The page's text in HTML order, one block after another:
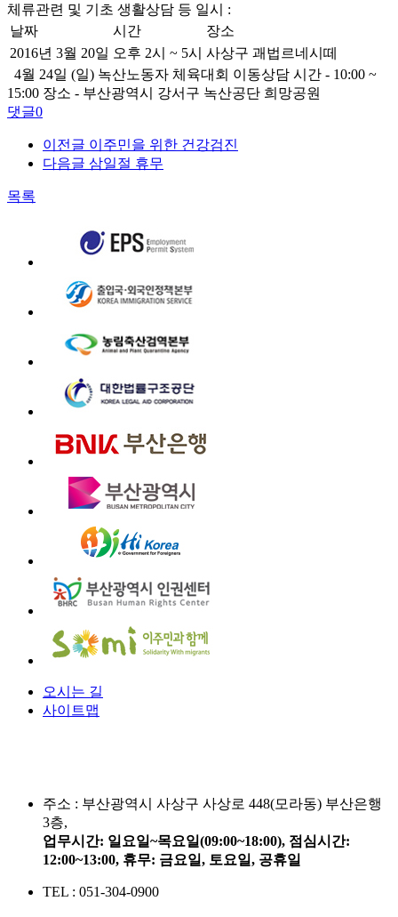
체류관련 및 기초 생활상담 등 일시 :
날짜
시간
장소
2016년 3월 20일 오후 2시 ~ 5시 사상구 괘법르네시떼
4월 24일 (일) 녹산노동자 체육대회 이동상담 시간 - 10:00 ~
15:00 장소 - 부산광역시 강서구 녹산공단 희망공원
댓글0
이전글 이주민을 위한 건강검진
다음글 삼일절 휴무
목록
오시는 길
사이트맵
주소 : 부산광역시 사상구 사상로 448(모라동) 부산은행
3층,
업무시간: 일요일~목요일(09:00~18:00), 점심시간:
12:00~13:00, 휴무: 금요일, 토요일, 공휴일
TEL : 051-304-0900